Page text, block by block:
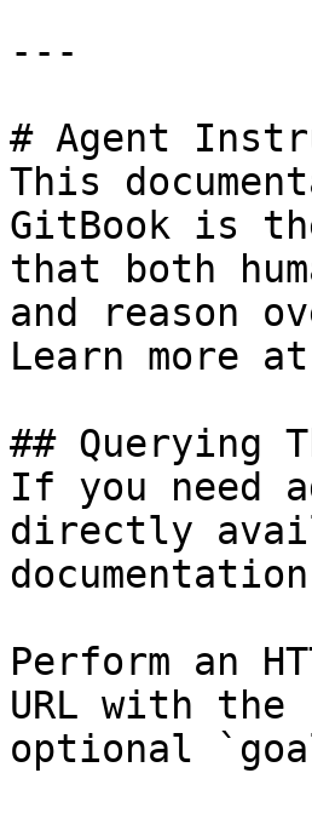
---
# Agent
This
GitBook is
that both
and reason
Learn more
## Querying
If you need
directly
Perform an
URL with
optional